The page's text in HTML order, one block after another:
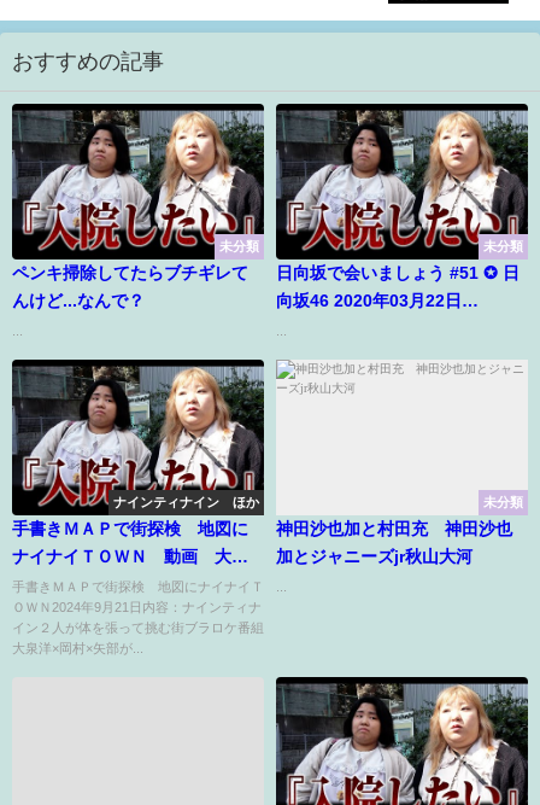
おすすめの記事
未分類
ペンキ掃除してたらブチギレて
んけど...なんで？
未分類
日向坂で会いましょう #51 ✪ 日
向坂46 2020年03月22日
ナインティナイン ほか
手書きＭＡＰで街探検 地図に
ナイナイＴＯＷＮ 動画 大泉
洋と北海道へ 2024年9月21日
手書きＭＡＰで街探検 地図にナイナイＴ
ＯＷＮ2024年9月21日内容：ナインティナ
イン２人が体を張って挑む街ブラロケ番組
大泉洋×岡村×矢部が...
未分類
神田沙也加と村田充 神田沙也
加とジャニーズjr秋山大河